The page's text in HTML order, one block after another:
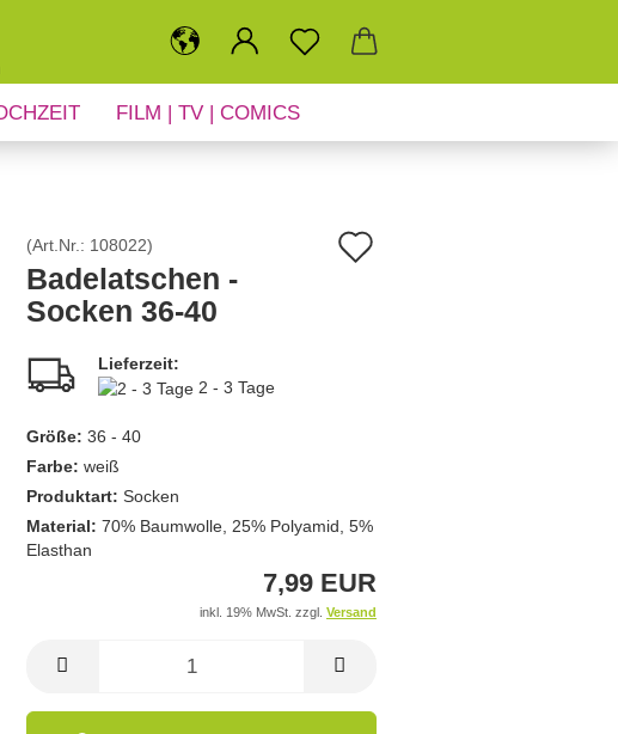
FILM | TV | COMICS
(Art.Nr.: 108022)
Badelatschen -
Socken 36-40
Lieferzeit:
2 - 3 Tage
Größe: 36 - 40
Farbe: weiß
Produktart: Socken
Material: 70% Baumwolle, 25% Polyamid, 5%
Elasthan
7,99 EUR
inkl. 19% MwSt. zzgl. Versand